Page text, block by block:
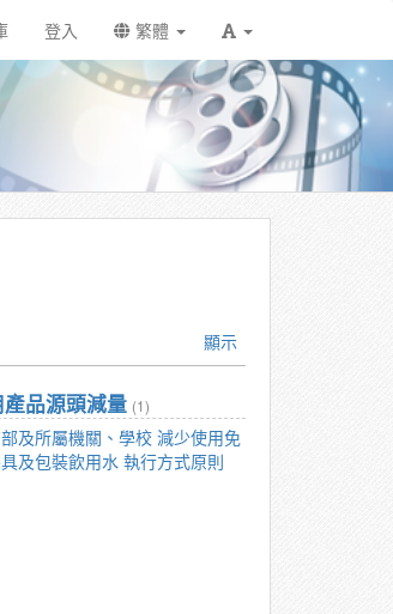
登入 繁體
顯示
品源頭減量 (1)
及所屬機關、學校 減少使用免
及包裝飲用水 執行方式原則